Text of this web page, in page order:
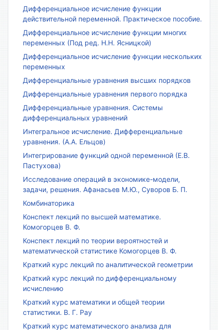
Дифференциальное исчисление функции
действительной переменной. Практическое пособие.
Дифференциальное исчисление функции многих
переменных (Под ред. Н.Н. Ясницкой)
Дифференциальное исчисление функции нескольких
переменных
Дифференциальные уравнения высших порядков
Дифференциальные уравнения первого порядка
Дифференциальные уравнения. Системы
дифференциальных уравнений
Интегральное исчисление. Дифференциальные
уравнения. (А.А. Ельцов)
Интегрирование функций одной переменной (Е.В.
Пастухова)
Исследование операций в экономике-модели,
задачи, решения. Афанасьев М.Ю., Суворов Б. П.
Комбинаторика
Конспект лекций по высшей математике.
Комогорцев В. Ф.
Конспект лекций по теории вероятностей и
математической статистике Комогорцев В. Ф.
Краткий курс лекций по аналитической геометрии
Краткий курс лекций по дифференциальному
исчислению
Краткий курс математики и общей теории
статистики. В. Г. Рау
Краткий курс математического анализа для